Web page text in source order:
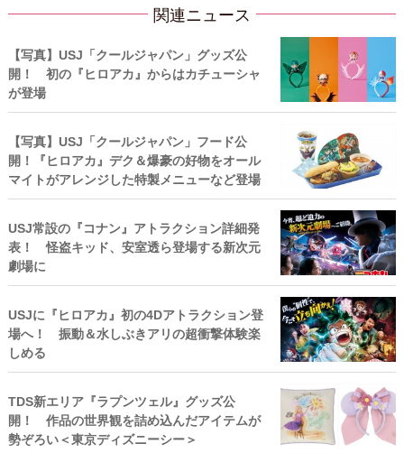
関連ニュース
【写真】USJ「クールジャパン」グッズ公
開！ 初の『ヒロアカ』からはカチューシャ
が登場
【写真】USJ「クールジャパン」フード公
開！『ヒロアカ』デク＆爆豪の好物をオール
マイトがアレンジした特製メニューなど登場
USJ常設の『コナン』アトラクション詳細発
表！ 怪盗キッド、安室透ら登場する新次元
劇場に
USJに『ヒロアカ』初の4Dアトラクション登
場へ！ 振動＆水しぶきアリの超衝撃体験楽
しめる
TDS新エリア『ラプンツェル』グッズ公
開！ 作品の世界観を詰め込んだアイテムが
勢ぞろい＜東京ディズニーシー＞